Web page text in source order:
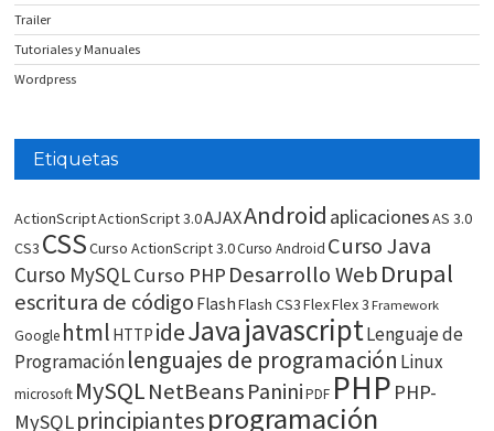
Trailer
Tutoriales y Manuales
Wordpress
Etiquetas
ActionScriptActionScript 3.0AJAXAndroid aplicacionesAS 3.0
CS3 CSSCurso ActionScript 3.0Curso Android Curso Java
Curso MySQLCurso PHP Desarrollo WebDrupal
escritura de código FlashFlash CS3FlexFlex 3 Framework
Google html HTTP ideJavajavascriptLenguaje de
Programaciónlenguajes de programación Linux
microsoft MySQLNetBeans Panini PDF PHP PHP-
MySQLprincipiantesprogramación